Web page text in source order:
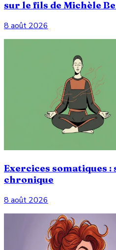
sur le fils de Michèle
8 août 2026
Exercices somatiques :
chronique
8 août 2026